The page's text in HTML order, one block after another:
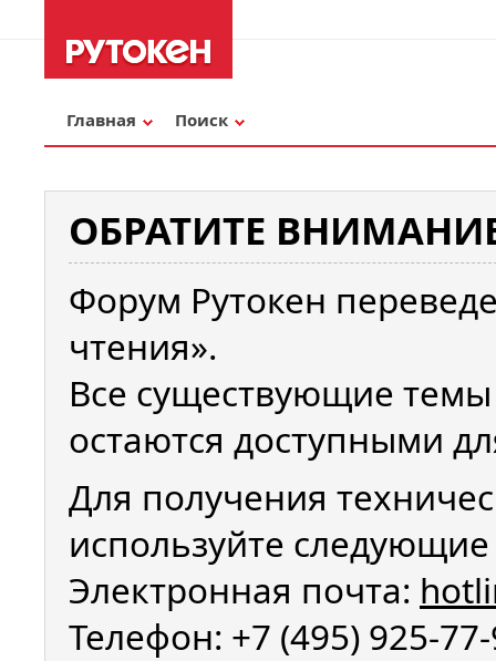
Главная Поиск
ОБРАТИТЕ
Форум Рутокен
чтения».
Все существующие
остаются доступными
Для получения
используйте
Электронная почта:
Телефон: +7 (495) 925-